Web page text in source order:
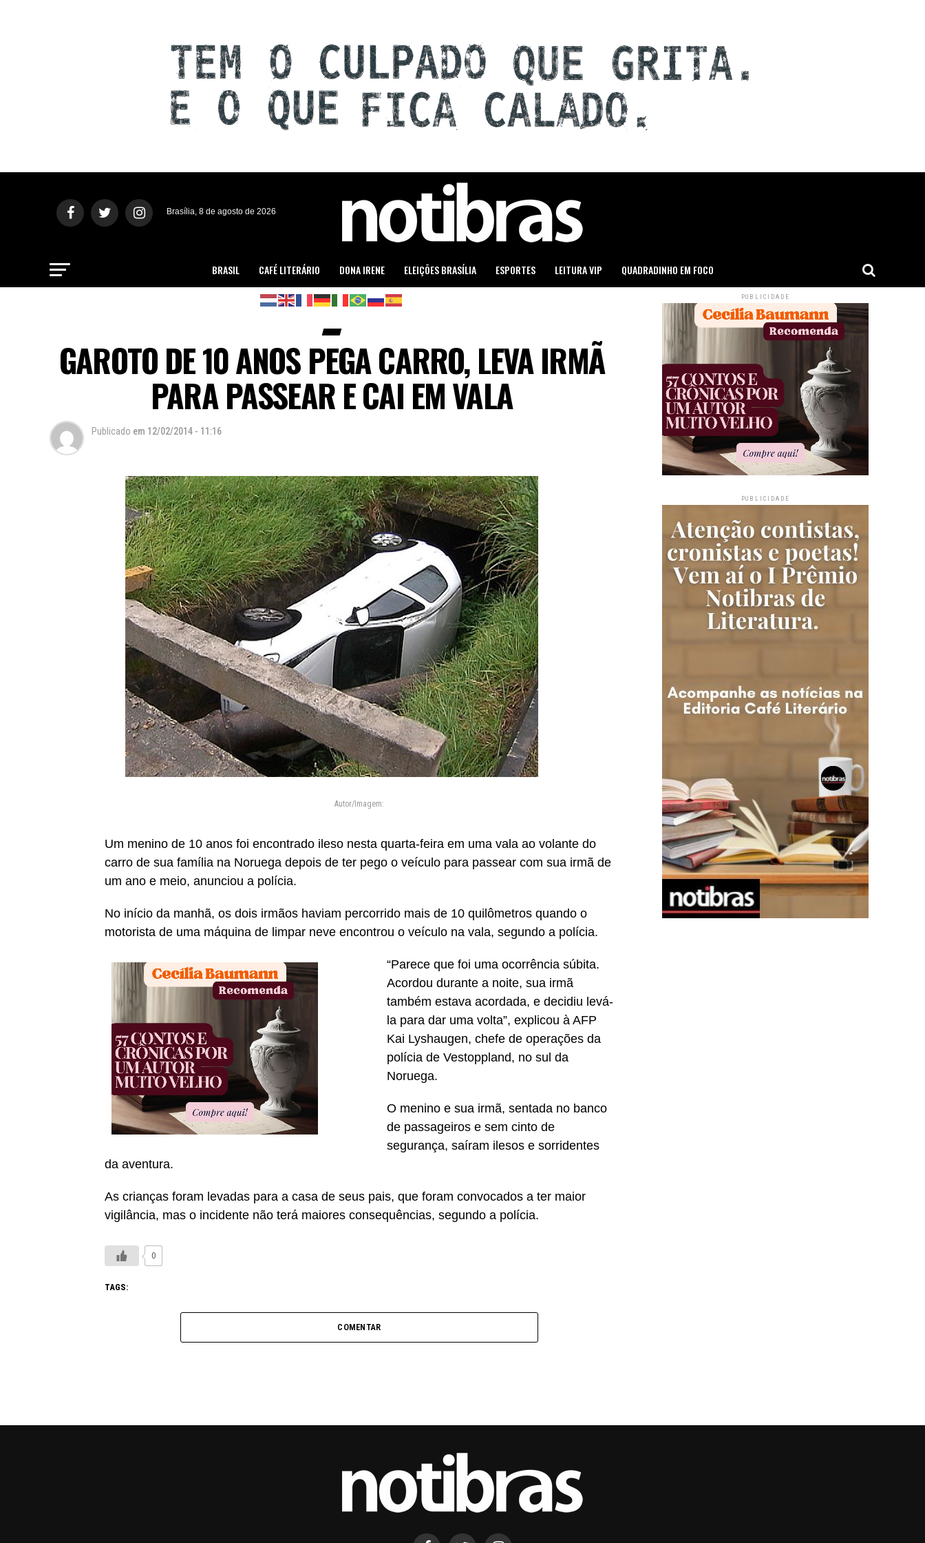
Brasília, 8 de agosto de 2026
BRASIL CAFÉ LITERÁRIO DONA IRENE ELEIÇÕES BRASÍLIA ESPORTES LEITURA VIP QUADRADINHO EM FOCO
GAROTO DE 10 ANOS PEGA CARRO, LEVA IRMÃ
PARA PASSEAR E CAI EM VALA
Publicado em 12/02/2014 - 11:16
Autor/Imagem:
Um menino de 10 anos foi encontrado ileso nesta quarta-feira em uma vala ao volante do
carro de sua família na Noruega depois de ter pego o veículo para passear com sua irmã de
um ano e meio, anunciou a polícia.
No início da manhã, os dois irmãos haviam percorrido mais de 10 quilômetros quando o
motorista de uma máquina de limpar neve encontrou o veículo na vala, segundo a polícia.
“Parece que foi uma ocorrência súbita.
Acordou durante a noite, sua irmã
também estava acordada, e decidiu levá-
la para dar uma volta”, explicou à AFP
Kai Lyshaugen, chefe de operações da
polícia de Vestoppland, no sul da
Noruega.
O menino e sua irmã, sentada no banco
de passageiros e sem cinto de
segurança, saíram ilesos e sorridentes
da aventura.
As crianças foram levadas para a casa de seus pais, que foram convocados a ter maior
vigilância, mas o incidente não terá maiores consequências, segundo a polícia.
0
TAGS:
COMENTAR
PUBLICIDADE
PUBLICIDADE